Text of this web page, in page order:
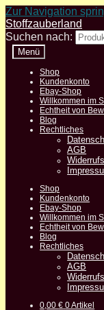
Zur Navigation
Stoffzauberland
Suchen nach:
Menü
Shop
Kundenkonto
Ebay-Shop
Willkommen im
Echtheit von
Blog
Rechtliches
AGB
Shop
Kundenkonto
Ebay-Shop
Willkommen im
Echtheit von
Blog
Rechtliches
AGB
0,00€ 0 Artikel